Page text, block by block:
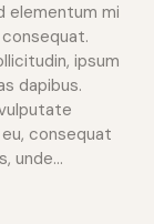
elementum mi
ipsum
dapibus.
consequat
unde…